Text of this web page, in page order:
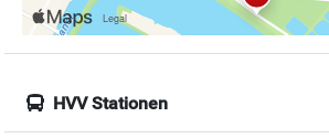
HVV Stationen